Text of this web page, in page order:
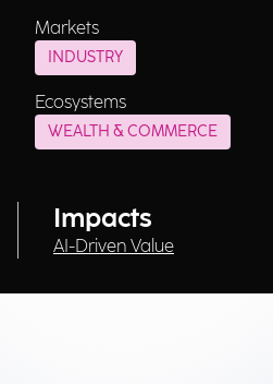
Markets
INDUSTRY
Ecosystems
WEALTH & COMMERCE
Impacts
AI-Driven Value